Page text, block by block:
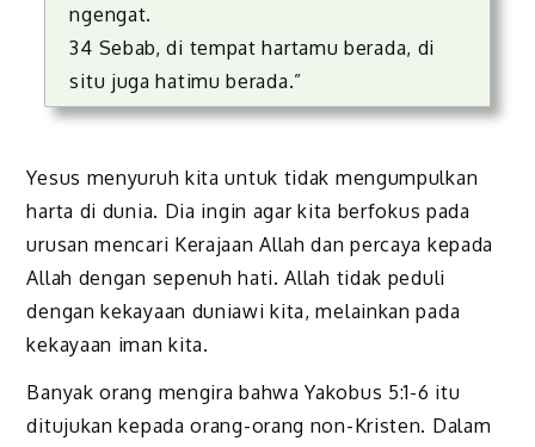
ngengat.
34 Sebab, di tempat hartamu berada, di
situ juga hatimu berada.”
Yesus menyuruh kita untuk tidak mengumpulkan
harta di dunia. Dia ingin agar kita berfokus pada
urusan mencari Kerajaan Allah dan percaya kepada
Allah dengan sepenuh hati. Allah tidak peduli
dengan kekayaan duniawi kita, melainkan pada
kekayaan iman kita.
Banyak orang mengira bahwa Yakobus 5:1-6 itu
ditujukan kepada orang-orang non-Kristen. Dalam